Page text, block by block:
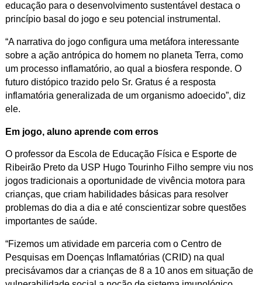
educação para o desenvolvimento sustentável destaca o
princípio basal do jogo e seu potencial instrumental.
“A narrativa do jogo configura uma metáfora interessante
sobre a ação antrópica do homem no planeta Terra, como
um processo inflamatório, ao qual a biosfera responde. O
futuro distópico trazido pelo Sr. Gratus é a resposta
inflamatória generalizada de um organismo adoecido”, diz
ele.
Em jogo, aluno aprende com erros
O professor da Escola de Educação Física e Esporte de
Ribeirão Preto da USP Hugo Tourinho Filho sempre viu nos
jogos tradicionais a oportunidade de vivência motora para
crianças, que criam habilidades básicas para resolver
problemas do dia a dia e até conscientizar sobre questões
importantes de saúde.
“Fizemos um atividade em parceria com o Centro de
Pesquisas em Doenças Inflamatórias (CRID) na qual
precisávamos dar a crianças de 8 a 10 anos em situação de